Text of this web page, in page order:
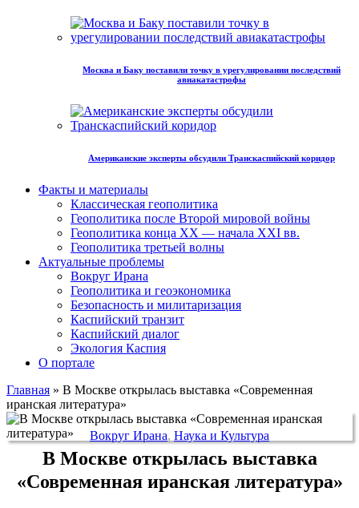
Москва и Баку поставили точку в урегулировании последствий
авиакатастрофы
Американские эксперты обсудили Транскаспийский коридор
Факты и материалы
Классическая геополитика
Геополитика после Второй мировой войны
Геополитика конца XX — начала XXI вв.
Геополитика третьей волны
Актуальные проблемы
Вокруг Ирана
Геополитика и геоэкономика
Безопасность и милитаризация
Каспийский транзит
Каспийский диалог
Экология Каспия
О портале
Главная » В Москве открылась выставка «Современная
иранская литература»
Вокруг Ирана, Наука и Культура
В Москве открылась выставка
«Современная иранская литература»